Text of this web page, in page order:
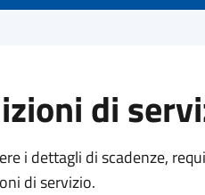
di
i dettagli di scadenze,
di servizio.